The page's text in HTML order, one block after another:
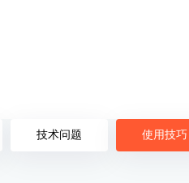
技术问题 使用技巧